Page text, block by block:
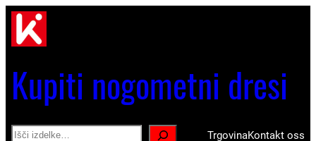
Kupiti nogometni dresi
Search TrgovinaKontakt oss